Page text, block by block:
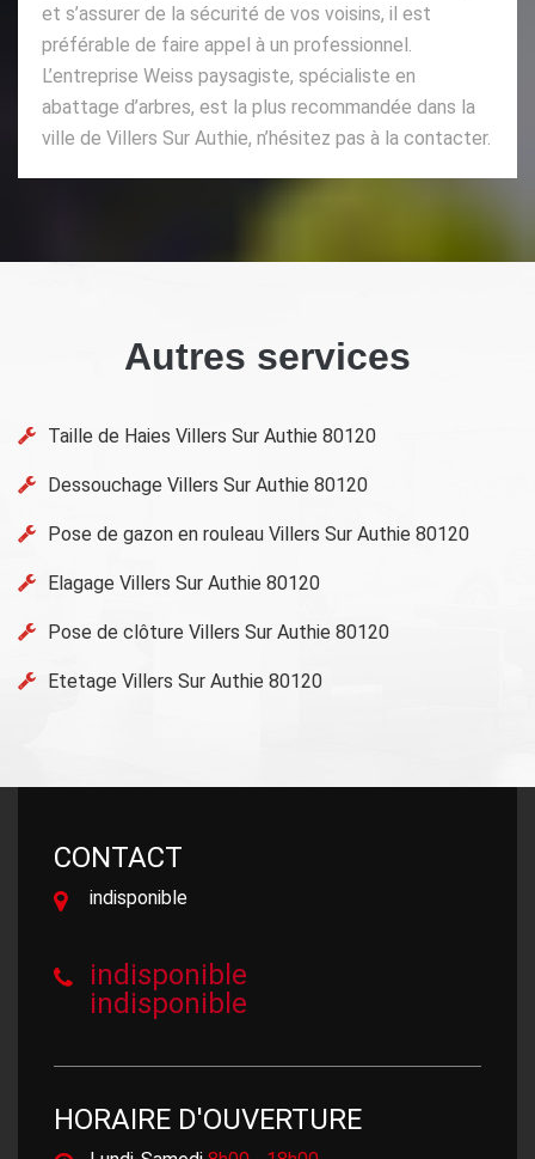
et s’assurer de la sécurité de vos voisins, il est
préférable de faire appel à un professionnel.
L’entreprise Weiss paysagiste, spécialiste en
abattage d’arbres, est la plus recommandée dans la
ville de Villers Sur Authie, n’hésitez pas à la contacter.
Autres services
Taille de Haies Villers Sur Authie 80120
Dessouchage Villers Sur Authie 80120
Pose de gazon en rouleau Villers Sur Authie 80120
Elagage Villers Sur Authie 80120
Pose de clôture Villers Sur Authie 80120
Etetage Villers Sur Authie 80120
CONTACT
indisponible
indisponible
indisponible
HORAIRE D'OUVERTURE